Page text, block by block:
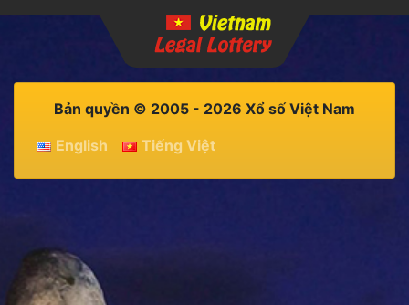
Bản quyền © 2005 - 2026 Xổ số Việt Nam
English
Tiếng Việt